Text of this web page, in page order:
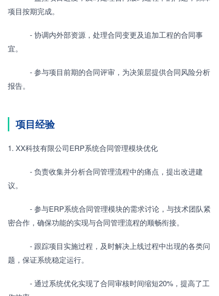
项目按期完成。
- 协调内外部资源，处理合同变更及追加工程的合同事
宜。
- 参与项目前期的合同评审，为决策层提供合同风险分析
报告。
项目经验
1. XX科技有限公司ERP系统合同管理模块优化
- 负责收集并分析合同管理流程中的痛点，提出改进建
议。
- 参与ERP系统合同管理模块的需求讨论，与技术团队紧
密合作，确保功能的实现与合同管理流程的顺畅衔接。
- 跟踪项目实施过程，及时解决上线过程中出现的各类问
题，保证系统稳定运行。
- 通过系统优化实现了合同审核时间缩短20%，提高了工